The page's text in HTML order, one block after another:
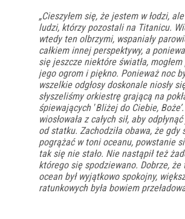
„Cieszyłem się, że jestem w łodzi,
ludzi, którzy pozostali na Titanicu.
wtedy ten olbrzymi, wspaniały
całkiem innej perspektywy, a
się jeszcze niektóre światła,
jego ogrom i piękno. Ponieważ noc
wszelkie odgłosy doskonale niosły
słyszeliśmy orkiestrę grającą na
śpiewających ‛Bliżej do Ciebie, Boże’.
wiosłowała z całych sił, aby
od statku. Zachodziła obawa, że gdy
pogrążać w toni oceanu, powstanie
tak się nie stało. Nie nastąpił też
którego się spodziewano. Dobrze, że
ocean był wyjątkowo spokojny,
ratunkowych była bowiem